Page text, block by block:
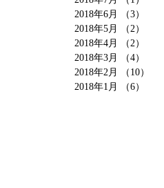
2018年6月
（3）
2018年5月
（2）
2018年4月
（2）
2018年3月
（4）
2018年2月
（10）
2018年1月
（6）